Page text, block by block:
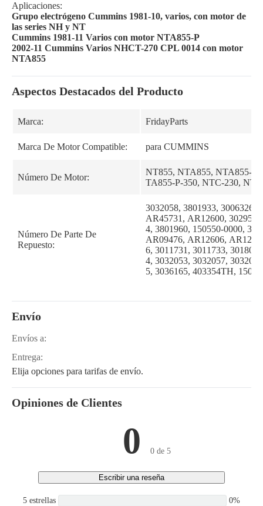
Aplicaciones:
Grupo electrógeno Cummins 1981-10, varios, con motor de
las series NH y NT
Cummins 1981-11 Varios con motor NTA855-P
2002-11 Cummins Varios NHCT-270 CPL 0014 con motor
NTA855
Aspectos Destacados del Producto
Marca: FridayParts
Marca De Motor Compatible: para CUMMINS
Número De Motor:
NT855, NTA855, NTA855-P,
TA855-P-350, NTC-230,
Número De Parte De
Repuesto:
3032058, 3801933, 3006326,
AR45731, AR12600,
4, 3801960, 150550-0000,
AR09476, AR12606,
6, 3011731, 3011733,
4, 3032053, 3032057,
5, 3036165, 403354TH,
Envío
Envíos a:
Entrega:
Elija opciones para tarifas de envío.
Opiniones de Clientes
0 0 de 5
Escribir una reseña
5 estrellas 0%